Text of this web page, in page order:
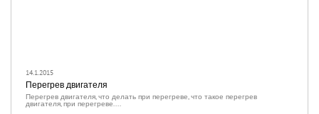
14.1.2015
Перегрев двигателя
Перегрев двигателя, что делать при перегреве, что такое перегрев
двигателя, при перегреве....